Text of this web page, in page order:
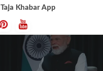
Taja Khabar App